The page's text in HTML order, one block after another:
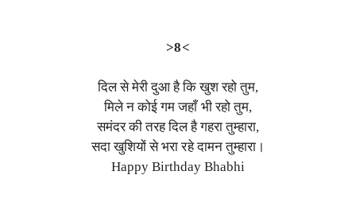
>8<
दिल से मेरी दुआ है कि खुश रहो तुम,
मिले न कोई गम जहाँ भी रहो तुम,
समंदर की तरह दिल है गहरा तुम्हारा,
सदा खुशियों से भरा रहे दामन तुम्हारा।
Happy Birthday Bhabhi